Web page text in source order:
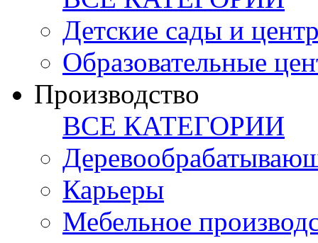
Детские сады и
Образовательные
Производство
ВСЕ КАТЕГОРИИ
Карьеры
Мебельное